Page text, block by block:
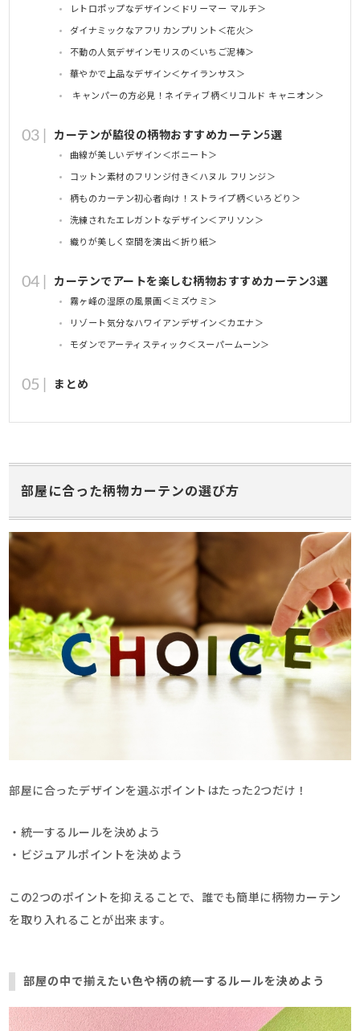
レトロポップなデザイン＜ドリーマー マルチ＞
ダイナミックなアフリカンプリント＜花火＞
不動の人気デザインモリスの＜いちご泥棒＞
華やかで上品なデザイン＜ケイランサス＞
キャンパーの方必見！ネイティブ柄＜リコルド キャニオン＞
カーテンが脇役の柄物おすすめカーテン5選
曲線が美しいデザイン＜ボニート＞
コットン素材のフリンジ付き＜ハヌル フリンジ＞
柄ものカーテン初心者向け！ストライプ柄＜いろどり＞
洗練されたエレガントなデザイン＜アリソン＞
織りが美しく空間を演出＜折り紙＞
カーテンでアートを楽しむ柄物おすすめカーテン3選
霧ヶ峰の湿原の風景画＜ミズウミ＞
リゾート気分なハワイアンデザイン＜カエナ＞
モダンでアーティスティック＜スーパームーン＞
まとめ
部屋に合った柄物カーテンの選び方
部屋に合ったデザインを選ぶポイントはたった2つだけ！
・統一するルールを決めよう
・ビジュアルポイントを決めよう
この2つのポイントを抑えることで、誰でも簡単に柄物カーテン
を取り入れることが出来ます。
部屋の中で揃えたい色や柄の統一するルールを決めよう